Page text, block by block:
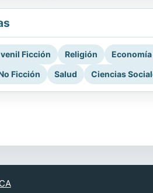
Ficción Religión
Ficción
Salud Ciencias